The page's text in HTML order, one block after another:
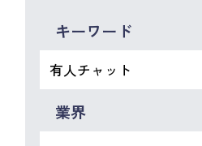
採用情報
IR情報
CX向上情報サイト
キーワード
業界